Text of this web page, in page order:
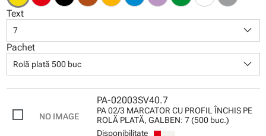
Text
7 keyboard_arrow_down
Pachet
Rolă plată 500 buc keyboard_arrow_down
PA-02003SV40.7
PA 02/3 MARCATOR CU PROFIL ÎNCHIS PE
ROLĂ PLATĂ, GALBEN: 7 (500 buc.)
Disponibilitate